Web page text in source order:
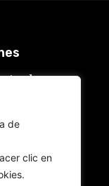
de
clic en
de
a
sin